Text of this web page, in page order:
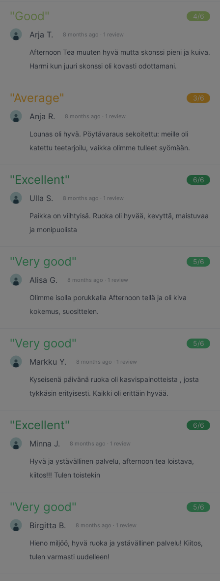
"Good" 4/6
Arja T. 8 months ago · 1 review
Afternoon Tea muuten hyvä mutta skonssi pieni ja kuiva.
Harmi kun juuri skonssi oli kovasti odottamani.
"Average" 3/6
Anja R. 8 months ago · 1 review
Lounas oli hyvä. Pöytävaraus sekoitettu: meille oli
katettu teetarjoilu, vaikka olimme tulleet syömään.
"Excellent" 6/6
Ulla S. 8 months ago · 1 review
Paikka on viihtyisä. Ruoka oli hyvää, kevyttä, maistuvaa
ja monipuolista
"Very good" 5/6
Alisa G. 8 months ago · 1 review
Olimme isolla porukkalla Afternoon tellä ja oli kiva
kokemus, suosittelen.
"Very good" 5/6
Markku Y. 8 months ago · 1 review
Kyseisenä päivänä ruoka oli kasvispainotteista , josta
tykkäsin erityisesti. Kaikki oli erittäin hyvää.
"Excellent" 6/6
Minna J. 8 months ago · 1 review
Hyvä ja ystävällinen palvelu, afternoon tea loistava,
kiitos!!! Tulen toistekin
"Very good" 5/6
Birgitta B. 8 months ago · 1 review
Hieno miljöö, hyvä ruoka ja ystävällinen palvelu! Kiitos,
tulen varmasti uudelleen!